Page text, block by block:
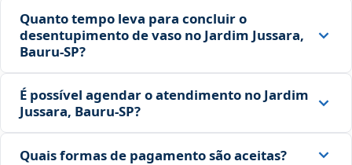
Quanto tempo leva para concluir o
desentupimento de vaso no Jardim Jussara,
Bauru‑SP?
É possível agendar o atendimento no Jardim
Jussara, Bauru‑SP?
Quais formas de pagamento são aceitas?